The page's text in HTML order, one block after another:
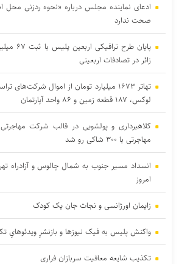
ادعای نماینده مجلس درباره «نحوه ردزنی محل
صحت ندارد
زائر در تصادفات اربعینی
لوکس، ۱۸۷ قطعه زمین و ۸۶ واحد آپارتمان
کلاهبرداری و پولشویی در قالب شرکت
مهاجرتی با ۳۰۰ شاکی رو شد
امروز
زایمان اورژانسی و نجات جان یک کودک
واکنش پلیس به فیک نیوزها و بازنشرِ ویدئوهایِ
تکذیب شایعه معافیت سربازان فراری